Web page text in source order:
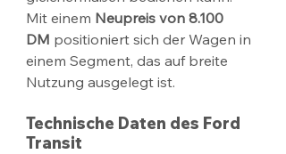
Mit einem Neupreis von 8.100
DM positioniert sich der Wagen in
einem Segment, das auf breite
Nutzung ausgelegt ist.
Technische Daten des Ford
Transit